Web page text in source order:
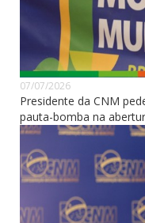
07/07/2026
Presidente da CNM
pauta-bomba na